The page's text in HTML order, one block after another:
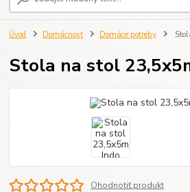
Úvod Domácnosť Domáce potreby
Stola na stol
Ohodnotiť produkt